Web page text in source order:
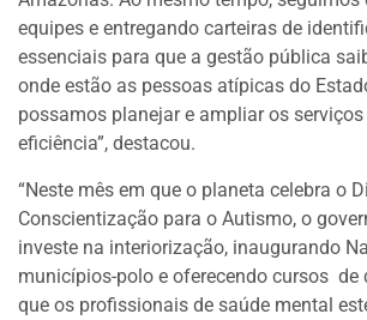
equipes e entregando carteiras de
essenciais para que a gestão pública
onde estão as pessoas atípicas do
possamos planejar e ampliar os
eficiência”, destacou.
“Neste mês em que o planeta celebra o
Conscientização para o Autismo, o
investe na interiorização, inaugurando
municípios-polo e oferecendo cursos de
que os profissionais de saúde mental